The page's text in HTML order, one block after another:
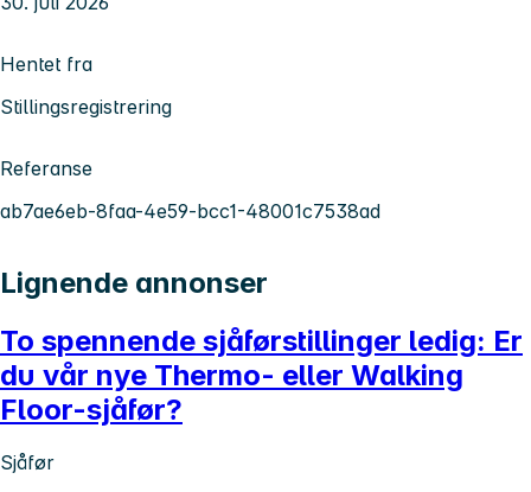
Hentet fra
Stillingsregistrering
Referanse
ab7ae6eb-8faa-4e59-bcc1-48001c7538ad
Lignende annonser
To spennende sjåførstillinger ledig: Er
du vår nye Thermo- eller Walking
Floor-sjåfør?
Sjåfør